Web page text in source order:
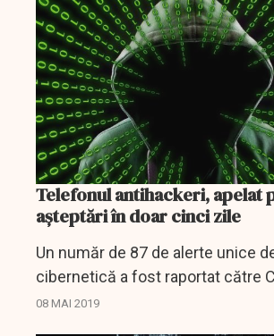
Telefonul antihackeri, apelat
așteptări în doar cinci zile
Un număr de 87 de alerte unice
cibernetică a fost raportat către
Naţional de Răspuns la
08 MAI 2019